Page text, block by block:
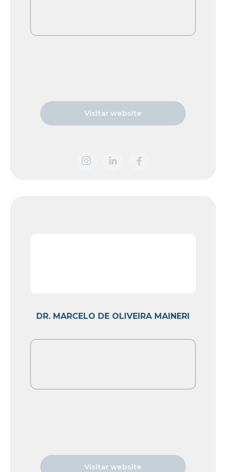
Visitar website
DR. MARCELO DE OLIVEIRA MAINERI
Visitar website